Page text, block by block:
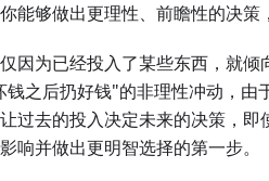
能够做出更理性、前瞻性的决策
因为已经投入了某些东西，就
之后扔好钱"的非理性冲动，由
过去的投入决定未来的决策，
响并做出更明智选择的第一步。